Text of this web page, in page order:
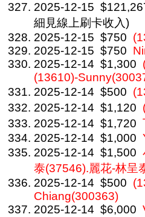
2025-12-15
細見線上刷卡收入)
2025-12-15 $750
2025-12-15 $750
2025-12-14 $1,300
(13610)-
2025-12-14 $500
2025-12-14 $1,120
2025-12-14 $1,720
2025-12-14 $1,000
2025-12-14 $1,500
泰(37546).麗花-林呈
2025-12-14 $500
Chiang(300363)
2025-12-14 $6,000